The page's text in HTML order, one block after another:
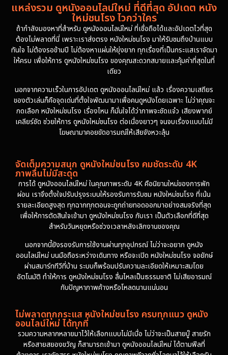
แหล่งรวม ดูหนังออนไลน์ใหม่ ที่ดีที่สุด อัปเดต หนัง
ใหม่ชนโรง ไวกว่าใคร
ถ้ากำลังมองหาที่สำหรับ ดูหนังออนไลน์ใหม่ ที่เชื่อถือได้และอัปเดตไวที่สุด
ต้องไม่พลาดที่นี่ เพราะเราส่งตรง หนังใหม่ชนโรง มาให้รับชมถึงบ้านแบบ
ทันใจ ไม่ต้องรอข้ามปี ไม่ต้องหาแผ่นให้ยุ่งยาก ทุกเรื่องที่เป็นกระแสเราจัดมา
ให้ครบ เพื่อให้การ ดูหนังใหม่ชนโรง ของคุณสะดวกสบายและคุ้มค่าที่สุดในที่
เดียว
นอกจากความเร็วในการอัปเดต ดูหนังออนไลน์ใหม่ แล้ว เรื่องความเสถียร
ของตัวเล่นก็คือจุดเด่นที่ตั้งใจพัฒนามาเพื่อคนดูหนังโดยเฉพาะ ไม่ว่าคุณจะ
กดเลือก หนังใหม่ชนโรง เรื่องไหน ก็มั่นใจได้ว่าภาพจะชัดแจ๋ว เสียงพากย์
เคลียร์ชัด ช่วยให้การ ดูหนังใหม่ชนโรง ต่อเนื่องยาวๆ จนจบเรื่องแบบไม่มี
โฆษณามาคอยขัดอารมณ์ให้เสียจังหวะลุ้น
จัดเต็มความสนุก ดูหนังใหม่ชนโรง คมชัดระดับ 4K
ภาพลื่นไม่มีสะดุด
การได้ ดูหนังออนไลน์ใหม่ ในคุณภาพระดับ 4K คือนิยามใหม่ของการพัก
ผ่อน เราจึงตั้งใจปรับปรุงระบบให้รองรับการรับชม หนังใหม่ชนโรง ที่เน้น
รายละเอียดสูงสุด ทุกฉากทุกตอนจะถูกถ่ายทอดออกมาอย่างสมจริงที่สุด
เพื่อให้การตัดสินใจเข้ามา ดูหนังใหม่ชนโรง กับเรา เป็นตัวเลือกที่ดีที่สุด
สำหรับวันหยุดหรือช่วงเวลาหลังเลิกงานของคุณ
นอกจากนี้ยังรองรับการใช้งานผ่านทุกอุปกรณ์ ไม่ว่าจะอยาก ดูหนัง
ออนไลน์ใหม่ บนมือถือระหว่างเดินทาง หรือจะเปิด หนังใหม่ชนโรง จอยักษ์
ผ่านสมาร์ททีวีที่บ้าน ระบบก็พร้อมปรับความละเอียดให้เหมาะสมโดย
อัตโนมัติ ทำให้การ ดูหนังใหม่ชนโรง ลื่นไหลเป็นธรรมชาติ ไม่เสียอารมณ์
กับปัญหาภาพค้างหรือโหลดนานแน่นอน
ไม่พลาดทุกกระแส หนังใหม่ชนโรง ครบทุกแนว ดูหนัง
ออนไลน์ใหม่ ได้ทุกที่
รวมความหลากหลายมาไว้ให้เลือกแบบไม่มีเบื่อ ไม่ว่าจะเป็นสายบู๊ สายรัก
หรือสายสยองขวัญ ก็สามารถเข้ามา ดูหนังออนไลน์ใหม่ ได้ตามฟีลที่